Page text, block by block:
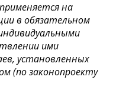
на
в обязательном
ими
установленных
(по законопроекту